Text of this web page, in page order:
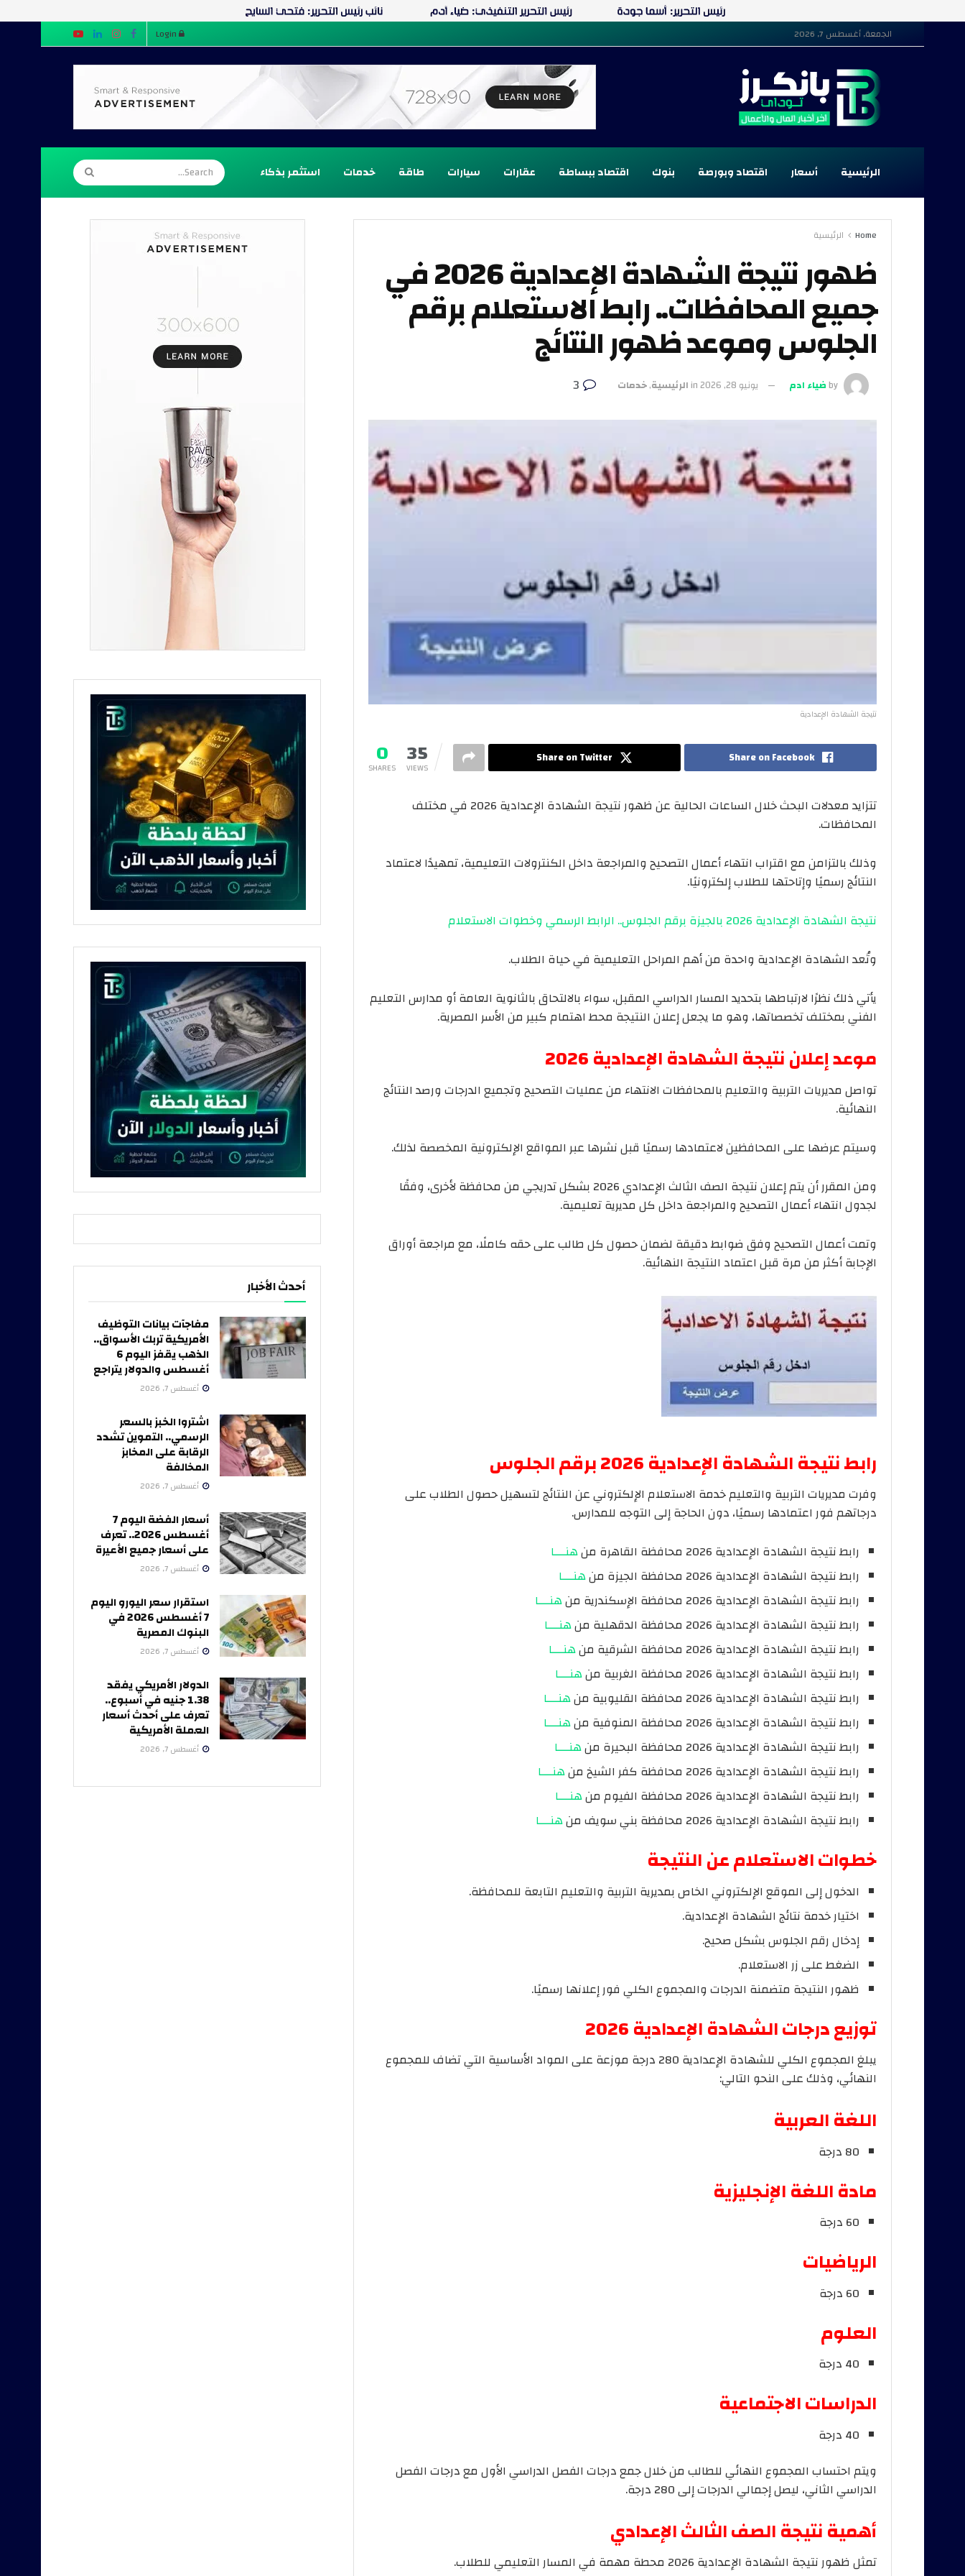
الجمعة, أغسطس 7, 2026
الرئيسية أسعار اقتصاد وبورصة بنوك اقتصاد ببساطة عقارات سيارات طاقة خدمات استثمر بذكاء
Home الرئيسية
ظهور نتيجة الشهادة الإعدادية 2026 في
جميع المحافظات.. رابط الاستعلام برقم
الجلوس وموعد ظهور النتائج
byضياء ادم يونيو 28, 2026 inالرئيسية,خدمات
نتيجة الشهادة الإعدادية
0
SHARES 35
VIEWS
Share on Facebook
Share on Twitter
تتزايد معدلات البحث خلال الساعات الحالية عن ظهور نتيجة الشهادة الإعدادية 2026 في مختلف
المحافظات.
وذلك بالتزامن مع اقتراب انتهاء أعمال التصحيح والمراجعة داخل الكنترولات التعليمية، تمهيدًا لاعتماد
النتائج رسميًا وإتاحتها للطلاب إلكترونيًا.
نتيجة الشهادة الإعدادية 2026 بالجيزة برقم الجلوس.. الرابط الرسمي وخطوات الاستعلام
وتُعد الشهادة الإعدادية واحدة من أهم المراحل التعليمية في حياة الطلاب.
يأتي ذلك نظرًا لارتباطها بتحديد المسار الدراسي المقبل، سواء بالالتحاق بالثانوية العامة أو مدارس التعليم
الفني بمختلف تخصصاتها، وهو ما يجعل إعلان النتيجة محط اهتمام كبير من الأسر المصرية.
موعد إعلان نتيجة الشهادة الإعدادية 2026
تواصل مديريات التربية والتعليم بالمحافظات الانتهاء من عمليات التصحيح وتجميع الدرجات ورصد النتائج
النهائية.
وسيتم عرضها على المحافظين لاعتمادها رسميًا قبل نشرها عبر المواقع الإلكترونية المخصصة لذلك.
ومن المقرر أن يتم إعلان نتيجة الصف الثالث الإعدادي 2026 بشكل تدريجي من محافظة لأخرى، وفقًا
لجدول انتهاء أعمال التصحيح والمراجعة داخل كل مديرية تعليمية.
وتمت أعمال التصحيح وفق ضوابط دقيقة لضمان حصول كل طالب على حقه كاملًا، مع مراجعة أوراق
الإجابة أكثر من مرة قبل اعتماد النتيجة النهائية.
رابط نتيجة الشهادة الإعدادية 2026 برقم الجلوس
وفرت مديريات التربية والتعليم خدمة الاستعلام الإلكتروني عن النتائج لتسهيل حصول الطلاب على
درجاتهم فور اعتمادها رسميًا، دون الحاجة إلى التوجه للمدارس.
رابط نتيجة الشهادة الإعدادية 2026 محافظة القاهرة من
هنـــا
رابط نتيجة الشهادة الإعدادية 2026 محافظة الجيزة من
هنـــا
رابط نتيجة الشهادة الإعدادية 2026 محافظة الإسكندرية من
هنـــا
رابط نتيجة الشهادة الإعدادية 2026 محافظة الدقهلية من
هنـــا
رابط نتيجة الشهادة الإعدادية 2026 محافظة الشرقية من
هنـــا
رابط نتيجة الشهادة الإعدادية 2026 محافظة الغربية من
هنـــا
رابط نتيجة الشهادة الإعدادية 2026 محافظة القليوبية من
هنـــا
رابط نتيجة الشهادة الإعدادية 2026 محافظة المنوفية من
هنـــا
رابط نتيجة الشهادة الإعدادية 2026 محافظة البحيرة من
هنـــا
رابط نتيجة الشهادة الإعدادية 2026 محافظة كفر الشيخ من
هنـــا
رابط نتيجة الشهادة الإعدادية 2026 محافظة الفيوم من
هنـــا
رابط نتيجة الشهادة الإعدادية 2026 محافظة بني سويف من
هنـــا
خطوات الاستعلام عن النتيجة
الدخول إلى الموقع الإلكتروني الخاص بمديرية التربية والتعليم التابعة للمحافظة.
اختيار خدمة نتائج الشهادة الإعدادية.
إدخال رقم الجلوس بشكل صحيح.
الضغط على زر الاستعلام.
ظهور النتيجة متضمنة الدرجات والمجموع الكلي فور إعلانها رسميًا.
توزيع درجات الشهادة الإعدادية 2026
يبلغ المجموع الكلي للشهادة الإعدادية 280 درجة موزعة على المواد الأساسية التي تضاف للمجموع
النهائي، وذلك على النحو التالي:
اللغة العربية
80 درجة
مادة اللغة الإنجليزية
60 درجة
الرياضيات
60 درجة
العلوم
40 درجة
الدراسات الاجتماعية
40 درجة
ويتم احتساب المجموع النهائي للطالب من خلال جمع درجات الفصل الدراسي الأول مع درجات الفصل
الدراسي الثاني، ليصل إجمالي الدرجات إلى 280 درجة.
أهمية نتيجة الصف الثالث الإعدادي
تمثل ظهور نتيجة الشهادة الإعدادية 2026 محطة مهمة في المسار التعليمي للطلاب.
أحدث الأخبار
مفاجآت بيانات التوظيف
الأمريكية تربك الأسواق..
الذهب يقفز اليوم 6
أغسطس والدولار يتراجع
أغسطس 7, 2026
اشتروا الخبز بالسعر
الرسمي.. التموين تشدد
الرقابة على المخابز
المخالفة
أغسطس 7, 2026
أسعار الفضة اليوم 7
أغسطس 2026.. تعرف
على أسعار جميع الأعيرة
أغسطس 7, 2026
استقرار سعر اليورو اليوم
7 أغسطس 2026 في
البنوك المصرية
أغسطس 7, 2026
الدولار الأمريكي يفقد
1.38 جنيه في أسبوع..
تعرف على أحدث أسعار
العملة الأمريكية
أغسطس 7, 2026